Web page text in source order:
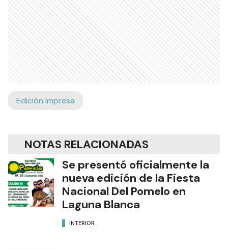
Edición Impresa
NOTAS RELACIONADAS
Se presentó oficialmente la
nueva edición de la Fiesta
Nacional Del Pomelo en
Laguna Blanca
INTERIOR